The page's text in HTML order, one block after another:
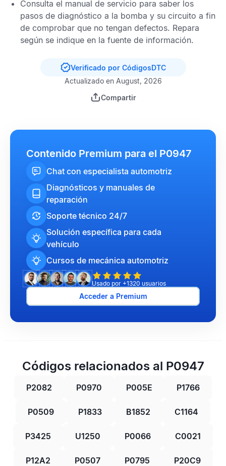
Consulta el manual de servicio para saber los
pasos de diagnóstico a la bomba y su circuito a fin
de comprobar que no tengan defectos. Repara
según se indique en la fuente de información.
Verificado por CódigosDTC
Actualizado en August, 2026
Compartir
Contenido Premium para el P0947
Chat con especialista automotriz
Diagnósticos y manuales de
reparación
Soporte técnico 24/7
Solución específica para cada
vehículo
Cursos de mecánica automotriz
Usado por +1320 usuarios
Acceder a Premium
Códigos relacionados al P0947
P2082 P0970 P005E P1766
P0509 P1833 B1852 C1164
P3425 U1250 P0066 C0021
P12A2 P0507 P0795 P20C9